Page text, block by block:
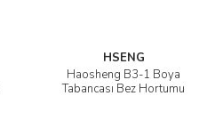
HSENG
Haosheng B3-1 Boya
Tabancası Bez Hortumu